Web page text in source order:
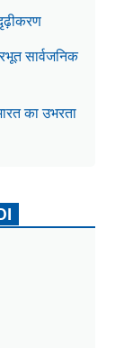
सार्वजनिक
का उभरता